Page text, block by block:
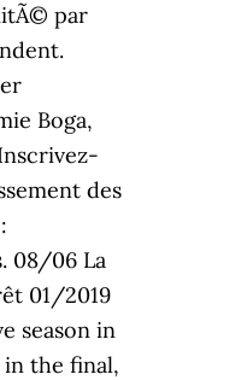
par
Boga,
des
08/06 La
01/2019
season in
the final,